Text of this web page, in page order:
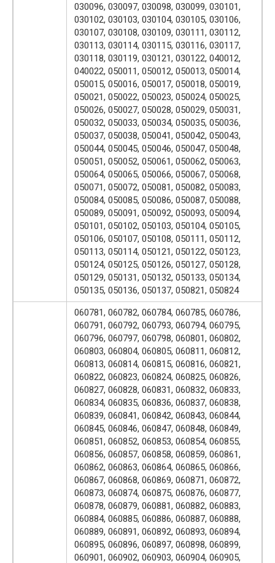
030096, 030097, 030098, 030099, 030101,
030102, 030103, 030104, 030105, 030106,
030107, 030108, 030109, 030111, 030112,
030113, 030114, 030115, 030116, 030117,
030118, 030119, 030121, 030122, 040012,
040022, 050011, 050012, 050013, 050014,
050015, 050016, 050017, 050018, 050019,
050021, 050022, 050023, 050024, 050025,
050026, 050027, 050028, 050029, 050031,
050032, 050033, 050034, 050035, 050036,
050037, 050038, 050041, 050042, 050043,
050044, 050045, 050046, 050047, 050048,
050051, 050052, 050061, 050062, 050063,
050064, 050065, 050066, 050067, 050068,
050071, 050072, 050081, 050082, 050083,
050084, 050085, 050086, 050087, 050088,
050089, 050091, 050092, 050093, 050094,
050101, 050102, 050103, 050104, 050105,
050106, 050107, 050108, 050111, 050112,
050113, 050114, 050121, 050122, 050123,
050124, 050125, 050126, 050127, 050128,
050129, 050131, 050132, 050133, 050134,
050135, 050136, 050137, 050821, 050824
060781, 060782, 060784, 060785, 060786,
060791, 060792, 060793, 060794, 060795,
060796, 060797, 060798, 060801, 060802,
060803, 060804, 060805, 060811, 060812,
060813, 060814, 060815, 060816, 060821,
060822, 060823, 060824, 060825, 060826,
060827, 060828, 060831, 060832, 060833,
060834, 060835, 060836, 060837, 060838,
060839, 060841, 060842, 060843, 060844,
060845, 060846, 060847, 060848, 060849,
060851, 060852, 060853, 060854, 060855,
060856, 060857, 060858, 060859, 060861,
060862, 060863, 060864, 060865, 060866,
060867, 060868, 060869, 060871, 060872,
060873, 060874, 060875, 060876, 060877,
060878, 060879, 060881, 060882, 060883,
060884, 060885, 060886, 060887, 060888,
060889, 060891, 060892, 060893, 060894,
060895, 060896, 060897, 060898, 060899,
060901, 060902, 060903, 060904, 060905,